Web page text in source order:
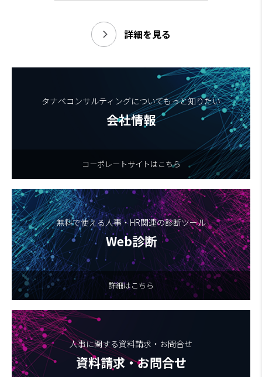
詳細を見る
タナベコンサルティングについてもっと知りたい
会社情報
コーポレートサイトはこちら
無料で使える人事・HR関連の診断ツール
Web診断
詳細はこちら
人事に関する資料請求・お問合せ
資料請求・お問合せ